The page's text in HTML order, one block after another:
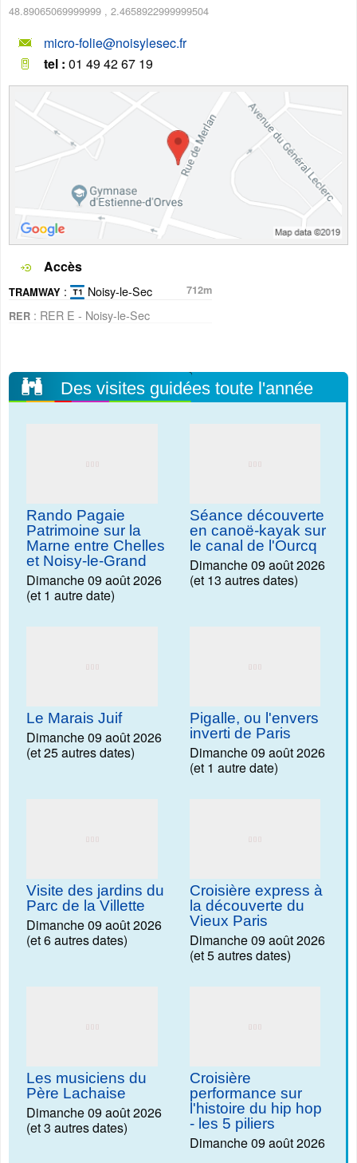
48.89065069999999 , 2.4658922999999504
micro-folie@noisylesec.fr
tel : 01 49 42 67 19
Accès
TRAMWAY : Noisy-le-Sec
712m
RER : RER E - Noisy-le-Sec
Des visites guidées toute l'année
Rando Pagaie
Patrimoine sur la
Marne entre Chelles
et Noisy-le-Grand
Dimanche 09 août 2026
(et 1 autre date)
Séance découverte
en canoë-kayak sur
le canal de l'Ourcq
Dimanche 09 août 2026
(et 13 autres dates)
Le Marais Juif
Dimanche 09 août 2026
(et 25 autres dates)
Pigalle, ou l'envers
inverti de Paris
Dimanche 09 août 2026
(et 1 autre date)
Visite des jardins du
Parc de la Villette
Dimanche 09 août 2026
(et 6 autres dates)
Croisière express à
la découverte du
Vieux Paris
Dimanche 09 août 2026
(et 5 autres dates)
Les musiciens du
Père Lachaise
Dimanche 09 août 2026
(et 3 autres dates)
Croisière
performance sur
l'histoire du hip hop
- les 5 piliers
Dimanche 09 août 2026